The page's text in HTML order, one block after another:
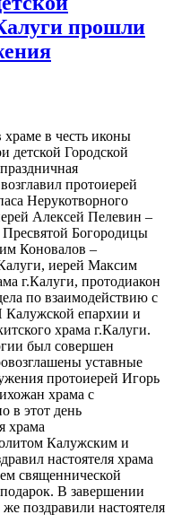
прошли
в честь иконы
детской Городской
протоиерей
Нерукотворного
Алексей Пелевин –
Пресвятой Богородицы
Коновалов –
иерей Максим
г.Калуги, протодиакон
по взаимодействию с
епархии и
храма г.Калуги.
был совершен
уставные
протоиерей Игорь
храма с
в этот день
храма
Калужским и
настоятеля храма
священнической
В завершении
поздравили настоятеля